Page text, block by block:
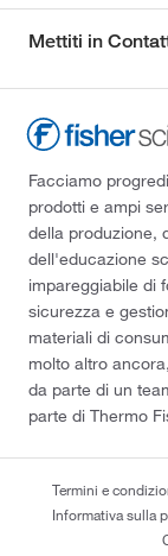
Mettiti in
Facciamo
prodotti e ampi
della produzione,
dell'educazione
impareggiabile di
sicurezza e
materiali di
molto altro
da parte di un
parte di Thermo
Termini e
Informativa sulla